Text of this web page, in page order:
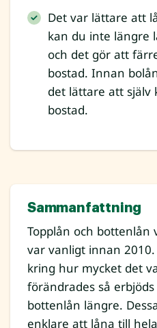
Det var lättare att
kan du inte längre
och det gör att
bostad. Innan
det lättare att själv
bostad.
Sammanfattning
Topplån och
var vanligt innan
kring hur mycket det
förändrades så
bottenlån längre.
enklare att låna till